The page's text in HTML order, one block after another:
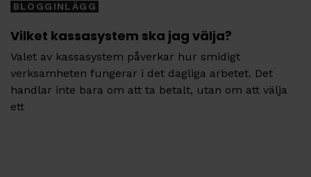
BLOGGINLÄGG
Vilket kassasystem ska jag välja?
Valet av kassasystem påverkar hur smidigt
verksamheten fungerar i det dagliga arbetet. Det
handlar inte bara om att ta betalt, utan om att välja
ett